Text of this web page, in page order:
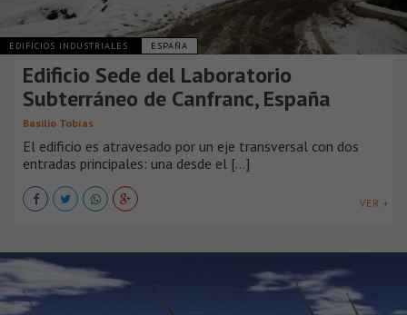
EDIFICIOS INDUSTRIALES ESPAÑA
Edificio Sede del Laboratorio
Subterráneo de Canfranc, España
Basilio Tobías
El edificio es atravesado por un eje transversal con dos
entradas principales: una desde el [...]
VER +